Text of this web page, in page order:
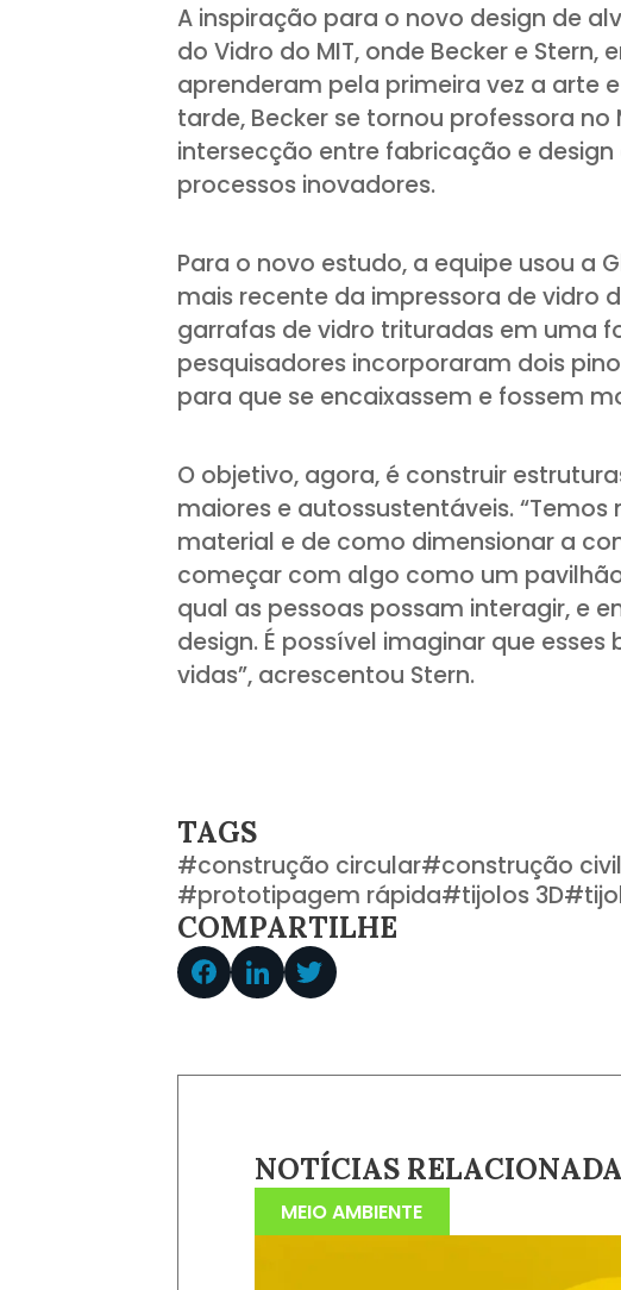
A inspiração para o novo design de
do Vidro do MIT, onde Becker e
aprenderam pela primeira vez a arte
tarde, Becker se tornou professora
intersecção entre fabricação e
processos inovadores.
Para o novo estudo, a equipe usou a
mais recente da impressora de vidro
garrafas de vidro trituradas em uma
pesquisadores incorporaram dois
para que se encaixassem e fossem
O objetivo, agora, é construir
maiores e autossustentáveis.
material e de como dimensionar a
começar com algo como um
qual as pessoas possam interagir, e
design. É possível imaginar que
vidas”, acrescentou Stern.
TAGS
#construção circular#construção civil
#prototipagem rápida#tijolos 3D#
COMPARTILHE
NOTÍCIAS
MEIO AMBIENTE